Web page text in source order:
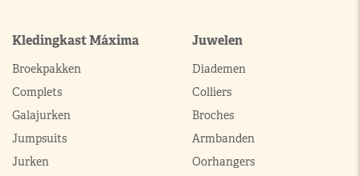
Kledingkast Máxima
Broekpakken
Complets
Galajurken
Jumpsuits
Jurken
Juwelen
Diademen
Colliers
Broches
Armbanden
Oorhangers